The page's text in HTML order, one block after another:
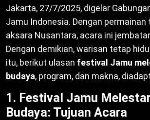
Jakarta, 27/7/2025, digelar
Jamu Indonesia. Dengan permainan
aksara Nusantara, acara ini
Dengan demikian, warisan tetap
itu, berikut ulasan festival Jamu
budaya, program, dan makna,
1. Festival Jamu
Budaya: Tujuan Acara